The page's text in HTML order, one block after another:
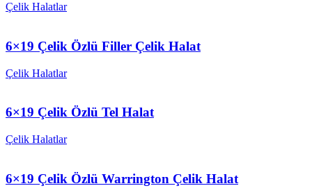
Çelik Halatlar
6×19 Çelik Özlü Filler Çelik Halat
Çelik Halatlar
6×19 Çelik Özlü Tel Halat
Çelik Halatlar
6×19 Çelik Özlü Warrington Çelik Halat